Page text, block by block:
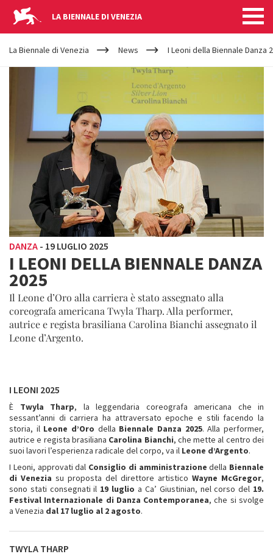
LA BIENNALE DI VENEZIA
YOUR
ARE
HERE
La Biennale di Venezia News I Leoni della Biennale Danza
DANZA - 19 LUGLIO 2025
I LEONI DELLA BIENNALE DANZA
2025
Il Leone d’Oro alla carriera è stato assegnato alla
coreografa americana Twyla Tharp. Alla performer,
autrice e regista brasiliana Carolina Bianchi assegnato il
Leone d’Argento.
I LEONI 2025
È Twyla Tharp, la leggendaria coreografa americana che in
sessant’anni di carriera ha attraversato epoche e stili facendo la
storia, il Leone d’Oro della Biennale Danza 2025. Alla performer,
autrice e regista brasiliana Carolina Bianchi, che mette al centro dei
suoi lavori l’esperienza radicale del corpo, va il Leone d’Argento.
I Leoni, approvati dal Consiglio di amministrazione della Biennale
di Venezia su proposta del direttore artistico Wayne McGregor,
sono stati consegnati il 19 luglio a Ca’ Giustinian, nel corso del 19.
Festival Internazionale di Danza Contemporanea, che si svolge
a Venezia dal 17 luglio al 2 agosto.
TWYLA THARP